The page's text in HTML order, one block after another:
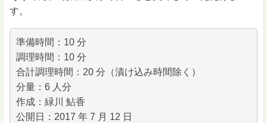
す。
準備時間：10 分
調理時間：10 分
合計調理時間：20 分（漬け込み時間除く）
分量：6 人分
作成：緑川 鮎香
公開日：2017 年 7 月 12 日